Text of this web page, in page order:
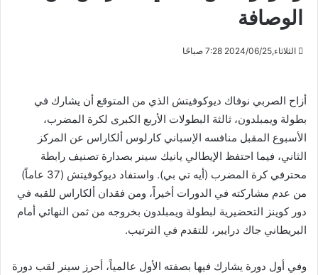
الوصافة
الثلاثاء,2024/06/25 7:28 صباحًا
أزاح الصربي نوفاك ديوكوفيتش الذي من المتوقع أن يشارك في
بطولة ويمبلدون، ثالثة البطولات الأربع الكبرى لكرة المضرب،
الأسبوع المقبل منافسه الإسباني كارلوس ألكاراس عن المركز
الثاني، فيما احتفظ الإيطالي يانيك سينر بصدارة تصنيف رابطة
محترفي كرة المضرب (أيه تي بي). واستفاد ديوكوفيتش (37 عاماً)
من عدم مشاركته في الدورات أخيراً، ومن فقدان ألكاراس للقبه في
دور كوينز التحضيرية لبطولة ويمبلدون بخروجه من ثمن النهائي أمام
البريطاني جاك درايبر، للتقدم في الترتيب.
وفي أول دورة يشارك فيها بصفته الأول عالمياً، أحرز سينر لقب دورة